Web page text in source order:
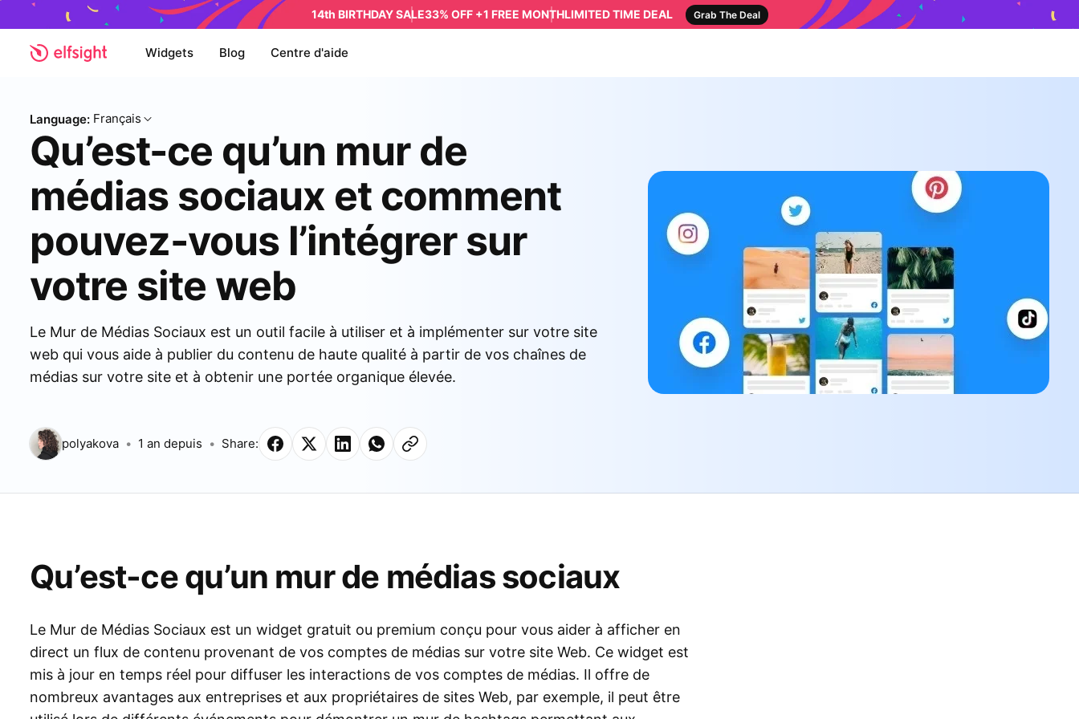
14th BIRTHDAY SALE33% OFF +1 FREE MONTHLIMITED TIME DEAL Grab The Deal
Widgets Blog Centre d'aide
Language: Français
Qu’est-ce qu’un mur de
médias sociaux et comment
pouvez-vous l’intégrer sur
votre site web
Le Mur de Médias Sociaux est un outil facile à utiliser et à implémenter sur votre site
web qui vous aide à publier du contenu de haute qualité à partir de vos chaînes de
médias sur votre site et à obtenir une portée organique élevée.
polyakova 1 an depuis Share:
Qu’est-ce qu’un mur de médias sociaux
Le Mur de Médias Sociaux est un widget gratuit ou premium conçu pour vous aider à afficher en
direct un flux de contenu provenant de vos comptes de médias sur votre site Web. Ce widget est
mis à jour en temps réel pour diffuser les interactions de vos comptes de médias. Il offre de
nombreux avantages aux entreprises et aux propriétaires de sites Web, par exemple, il peut être